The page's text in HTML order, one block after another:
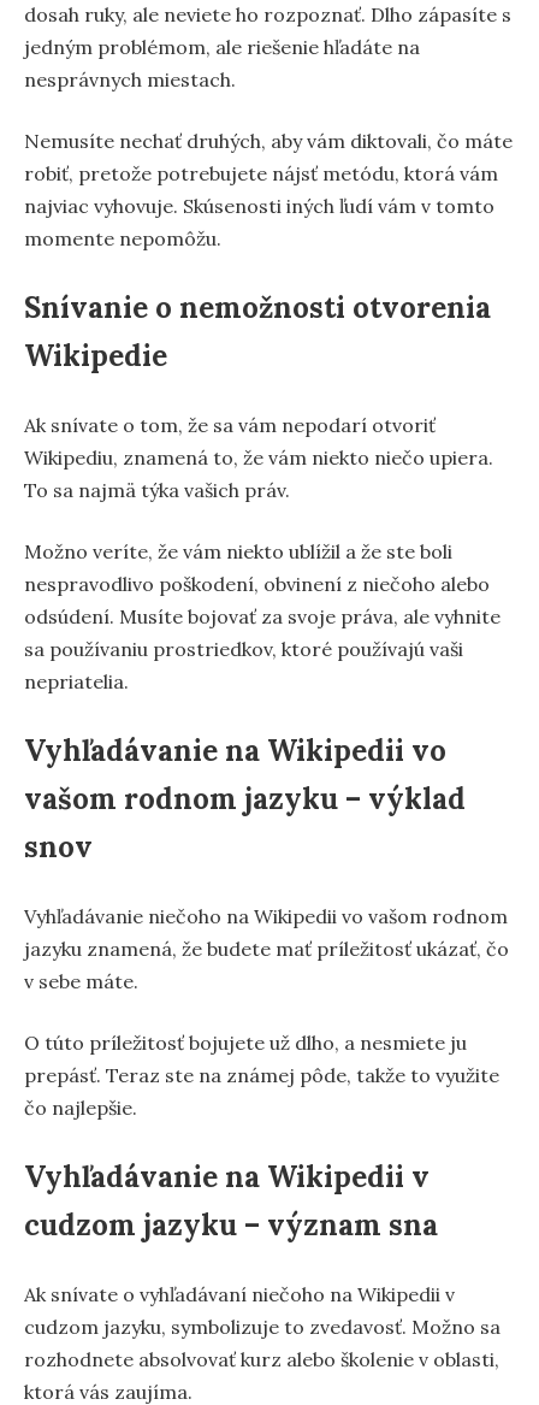
dosah ruky, ale neviete ho rozpoznať. Dlho zápasíte s
jedným problémom, ale riešenie hľadáte na
nesprávnych miestach.
Nemusíte nechať druhých, aby vám diktovali, čo máte
robiť, pretože potrebujete nájsť metódu, ktorá vám
najviac vyhovuje. Skúsenosti iných ľudí vám v tomto
momente nepomôžu.
Snívanie o nemožnosti otvorenia
Wikipedie
Ak snívate o tom, že sa vám nepodarí otvoriť
Wikipediu, znamená to, že vám niekto niečo upiera.
To sa najmä týka vašich práv.
Možno veríte, že vám niekto ublížil a že ste boli
nespravodlivo poškodení, obvinení z niečoho alebo
odsúdení. Musíte bojovať za svoje práva, ale vyhnite
sa používaniu prostriedkov, ktoré používajú vaši
nepriatelia.
Vyhľadávanie na Wikipedii vo
vašom rodnom jazyku – výklad
snov
Vyhľadávanie niečoho na Wikipedii vo vašom rodnom
jazyku znamená, že budete mať príležitosť ukázať, čo
v sebe máte.
O túto príležitosť bojujete už dlho, a nesmiete ju
prepásť. Teraz ste na známej pôde, takže to využite
čo najlepšie.
Vyhľadávanie na Wikipedii v
cudzom jazyku – význam sna
Ak snívate o vyhľadávaní niečoho na Wikipedii v
cudzom jazyku, symbolizuje to zvedavosť. Možno sa
rozhodnete absolvovať kurz alebo školenie v oblasti,
ktorá vás zaujíma.